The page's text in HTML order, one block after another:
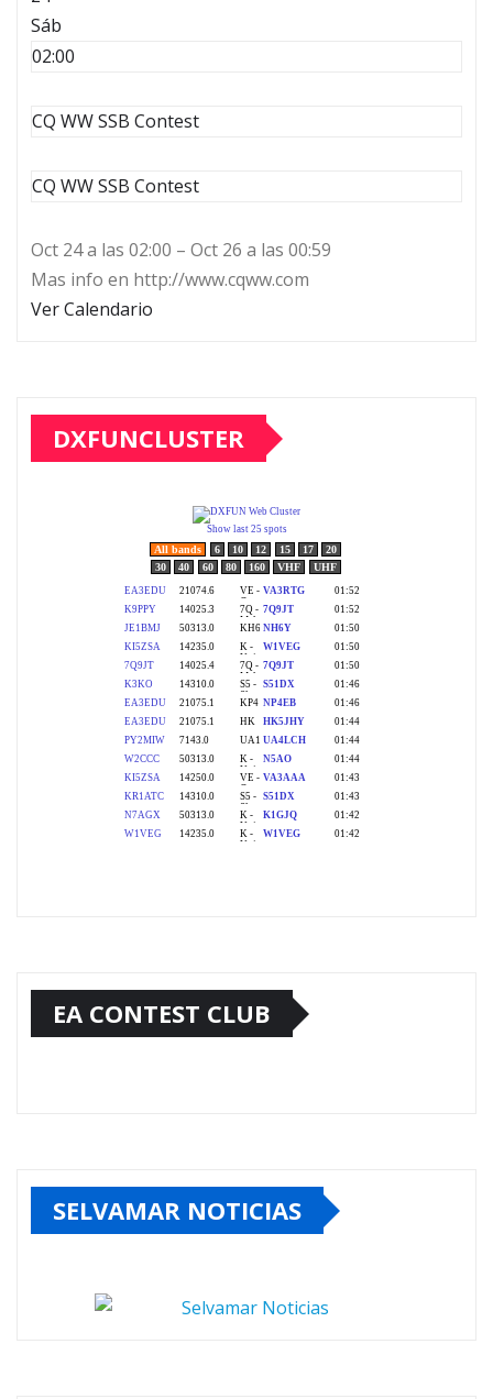
Sáb
02:00
CQ WW SSB Contest
CQ WW SSB Contest
Oct 24 a las 02:00 – Oct 26 a las 00:59
Mas info en http://www.cqww.com
Ver Calendario
DXFUNCLUSTER
EA CONTEST CLUB
SELVAMAR NOTICIAS